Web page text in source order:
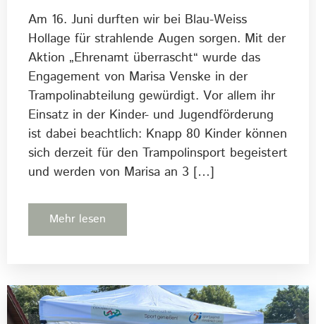
Am 16. Juni durften wir bei Blau-Weiss
Hollage für strahlende Augen sorgen. Mit der
Aktion „Ehrenamt überrascht“ wurde das
Engagement von Marisa Venske in der
Trampolinabteilung gewürdigt. Vor allem ihr
Einsatz in der Kinder- und Jugendförderung
ist dabei beachtlich: Knapp 80 Kinder können
sich derzeit für den Trampolinsport begeistert
und werden von Marisa an 3 […]
Mehr lesen